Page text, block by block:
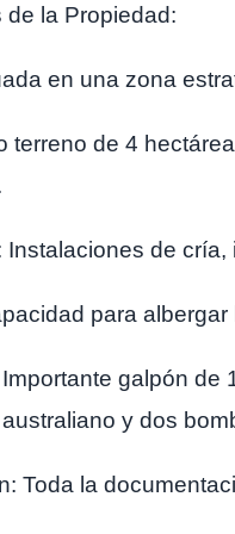
de la Propiedad:
en una zona
terreno de 4
Instalaciones de
para
galpón de
y dos
Toda la